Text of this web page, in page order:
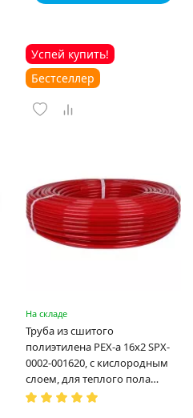
Успей купить!
Бестселлер
На складе
Труба из сшитого
полиэтилена PEX-a 16х2 SPX-
0002-001620, с кислородным
слоем, для теплого пола
(Испания)